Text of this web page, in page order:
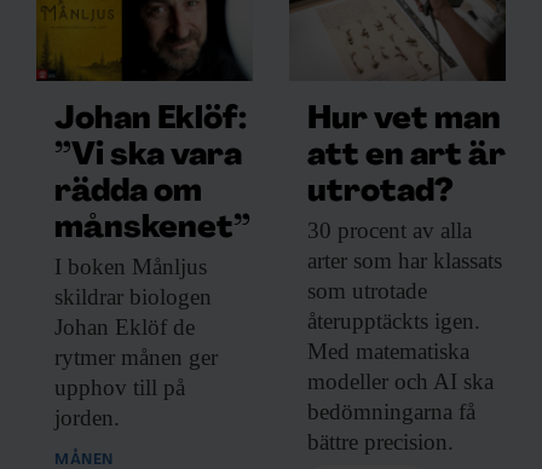
Johan Eklöf:
”Vi ska vara
rädda om
månskenet”
I boken Månljus
skildrar biologen
Johan Eklöf de
rytmer månen ger
upphov till på
jorden.
MÅNEN
Hur vet man
att en art är
utrotad?
30 procent av alla
arter som har klassats
som utrotade
återupptäckts igen.
Med matematiska
modeller och AI ska
bedömningarna få
bättre precision.